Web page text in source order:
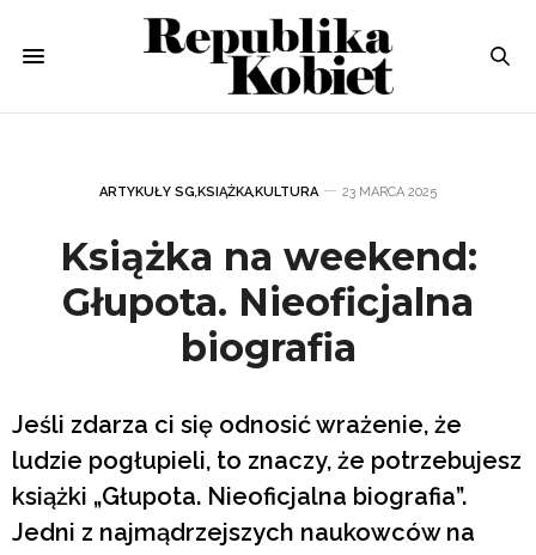
ARTYKUŁY SG,KSIĄŻKA,KULTURA 23 MARCA 2025
Książka na weekend:
Głupota. Nieoficjalna
biografia
Jeśli zdarza ci się odnosić wrażenie, że
ludzie pogłupieli, to znaczy, że potrzebujesz
książki „Głupota. Nieoficjalna biografia”.
Jedni z najmądrzejszych naukowców na